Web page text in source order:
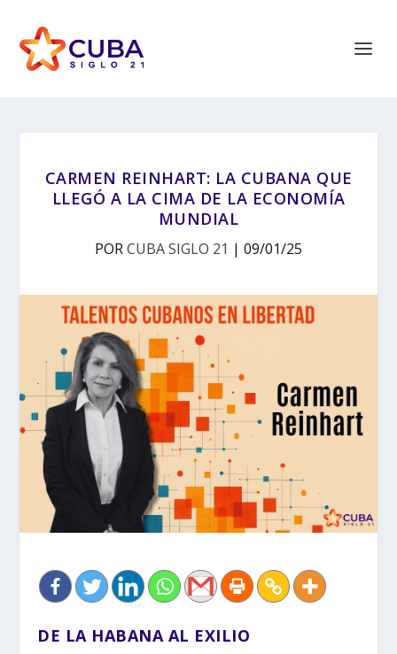
CARMEN REINHART: LA CUBANA QUE
LLEGÓ A LA CIMA DE LA ECONOMÍA
MUNDIAL
PORCUBA SIGLO 21 | 09/01/25
DE LA HABANA AL EXILIO